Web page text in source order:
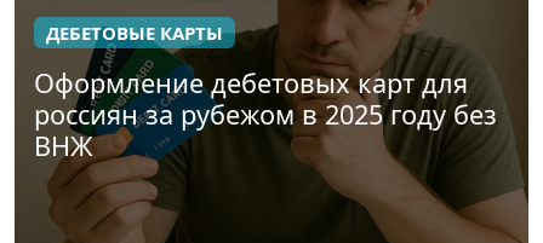
ДЕБЕТОВЫЕ КАРТЫ
Оформление дебетовых карт для
россиян за рубежом в 2025 году без
ВНЖ